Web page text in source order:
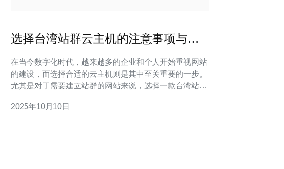
选择台湾站群云主机的注意事项与推
在当今数字化时代，越来越多的企业和个人开始重视网站
的建设，而选择合适的云主机则是其中至关重要的一步。
尤其是对于需要建立站群的网站来说，选择一款台湾站群
机？本文将为您提供详尽的评测和推荐，帮助您在众多云
2025年10月10日